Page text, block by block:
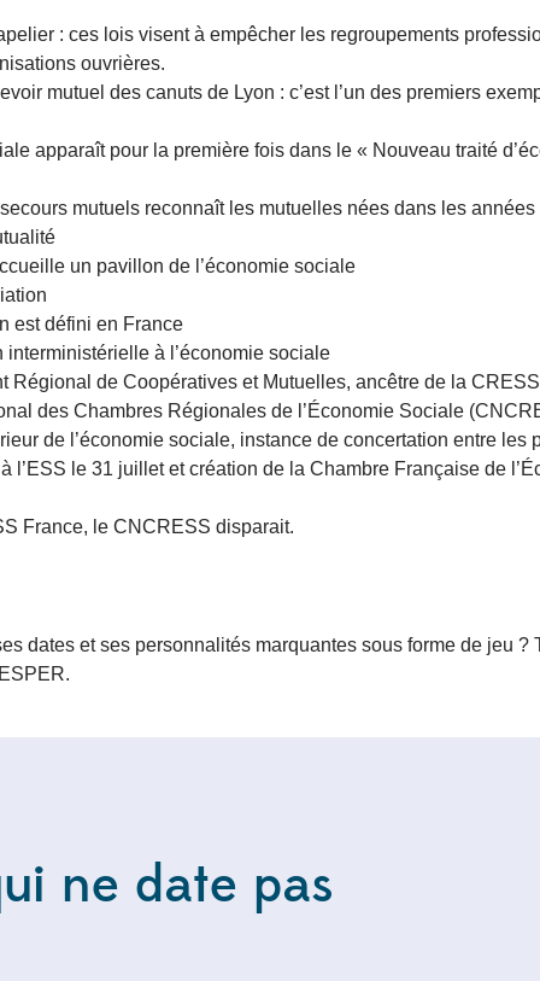
: ces lois visent à empêcher les regroupements
ouvrières.
mutuel des canuts de Lyon : c’est l’un des premiers
apparaît pour la première fois dans le « Nouveau traité
mutuels reconnaît les mutuelles nées dans les années
un pavillon de l’économie sociale
est défini en France
à l’économie sociale
Régional de Coopératives et Mutuelles, ancêtre de la CRESS
des Chambres Régionales de l’Économie Sociale
de l’économie sociale, instance de concertation entre les
l’ESS le 31 juillet et création de la Chambre Française de
France, le CNCRESS disparait.
dates et ses personnalités marquantes sous forme de jeu
ne date pas